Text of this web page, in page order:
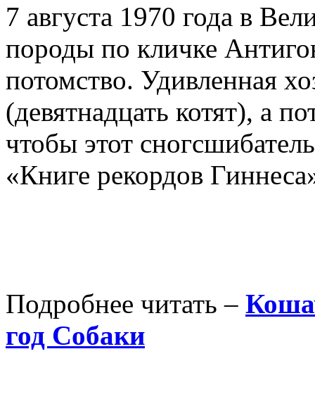
7 августа 1970 года в
породы по кличке
потомство. Удивленная
(девятнадцать котят), а
чтобы этот
«Книге рекордов
Подробнее читать –
год Собаки